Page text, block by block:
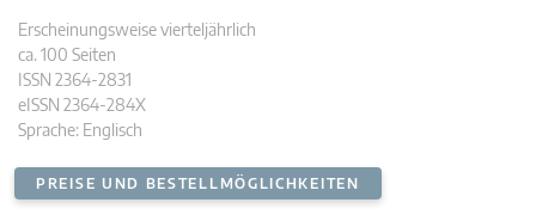
Erscheinungsweise vierteljährlich
ca. 100 Seiten
ISSN 2364-2831
eISSN 2364-284X
Sprache: Englisch
PREISE UND BESTELLMÖGLICHKEITEN